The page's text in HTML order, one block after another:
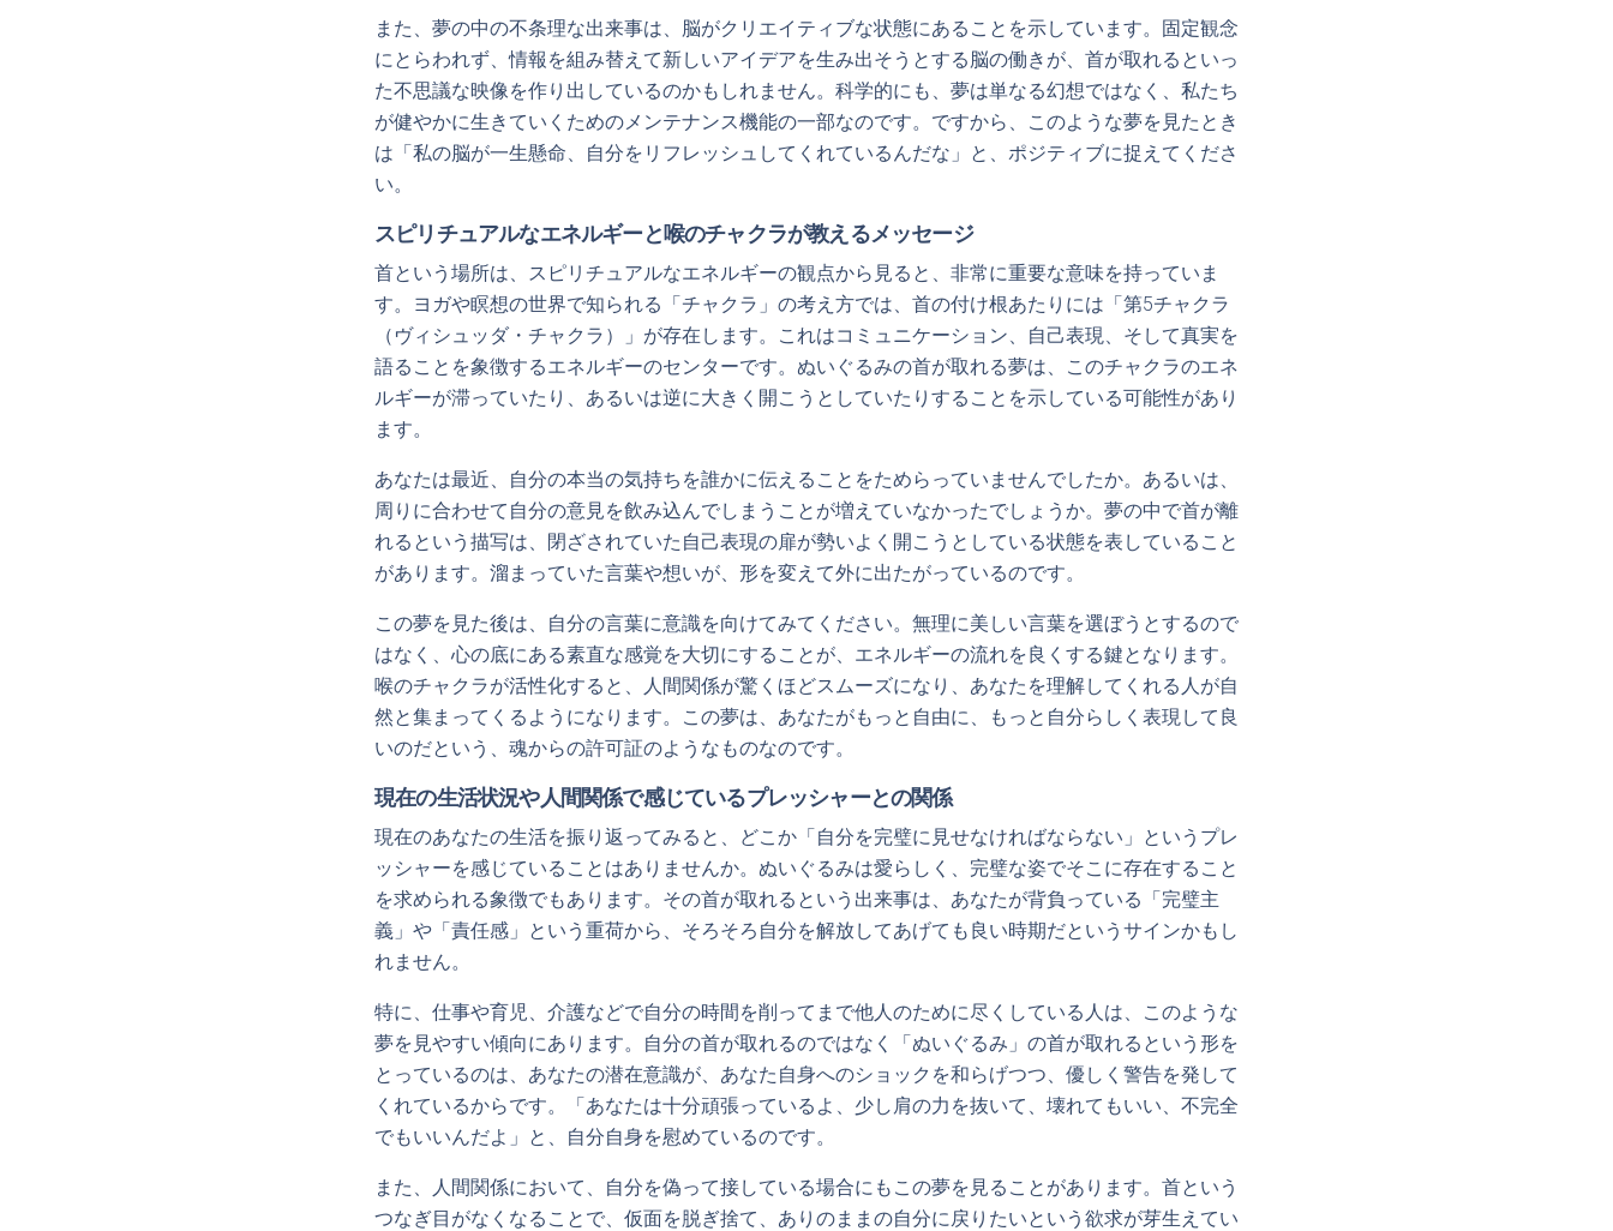
また、夢の中の不条理な出来事は、脳がクリエイティブな状態にあることを示しています。固定観念
にとらわれず、情報を組み替えて新しいアイデアを生み出そうとする脳の働きが、首が取れるといっ
た不思議な映像を作り出しているのかもしれません。科学的にも、夢は単なる幻想ではなく、私たち
が健やかに生きていくためのメンテナンス機能の一部なのです。ですから、このような夢を見たとき
は「私の脳が一生懸命、自分をリフレッシュしてくれているんだな」と、ポジティブに捉えてくださ
い。
スピリチュアルなエネルギーと喉のチャクラが教えるメッセージ
首という場所は、スピリチュアルなエネルギーの観点から見ると、非常に重要な意味を持っていま
す。ヨガや瞑想の世界で知られる「チャクラ」の考え方では、首の付け根あたりには「第5チャクラ
（ヴィシュッダ・チャクラ）」が存在します。これはコミュニケーション、自己表現、そして真実を
語ることを象徴するエネルギーのセンターです。ぬいぐるみの首が取れる夢は、このチャクラのエネ
ルギーが滞っていたり、あるいは逆に大きく開こうとしていたりすることを示している可能性があり
ます。
あなたは最近、自分の本当の気持ちを誰かに伝えることをためらっていませんでしたか。あるいは、
周りに合わせて自分の意見を飲み込んでしまうことが増えていなかったでしょうか。夢の中で首が離
れるという描写は、閉ざされていた自己表現の扉が勢いよく開こうとしている状態を表していること
があります。溜まっていた言葉や想いが、形を変えて外に出たがっているのです。
この夢を見た後は、自分の言葉に意識を向けてみてください。無理に美しい言葉を選ぼうとするので
はなく、心の底にある素直な感覚を大切にすることが、エネルギーの流れを良くする鍵となります。
喉のチャクラが活性化すると、人間関係が驚くほどスムーズになり、あなたを理解してくれる人が自
然と集まってくるようになります。この夢は、あなたがもっと自由に、もっと自分らしく表現して良
いのだという、魂からの許可証のようなものなのです。
現在の生活状況や人間関係で感じているプレッシャーとの関係
現在のあなたの生活を振り返ってみると、どこか「自分を完璧に見せなければならない」というプレ
ッシャーを感じていることはありませんか。ぬいぐるみは愛らしく、完璧な姿でそこに存在すること
を求められる象徴でもあります。その首が取れるという出来事は、あなたが背負っている「完璧主
義」や「責任感」という重荷から、そろそろ自分を解放してあげても良い時期だというサインかもし
れません。
特に、仕事や育児、介護などで自分の時間を削ってまで他人のために尽くしている人は、このような
夢を見やすい傾向にあります。自分の首が取れるのではなく「ぬいぐるみ」の首が取れるという形を
とっているのは、あなたの潜在意識が、あなた自身へのショックを和らげつつ、優しく警告を発して
くれているからです。「あなたは十分頑張っているよ、少し肩の力を抜いて、壊れてもいい、不完全
でもいいんだよ」と、自分自身を慰めているのです。
また、人間関係において、自分を偽って接している場合にもこの夢を見ることがあります。首という
つなぎ目がなくなることで、仮面を脱ぎ捨て、ありのままの自分に戻りたいという欲求が芽生えてい